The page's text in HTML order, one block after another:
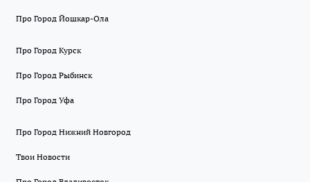
Про Город Йошкар-Ола
Про Город Курск
Про Город Рыбинск
Про Город Уфа
Про Город Нижний Новгород
Твои Новости